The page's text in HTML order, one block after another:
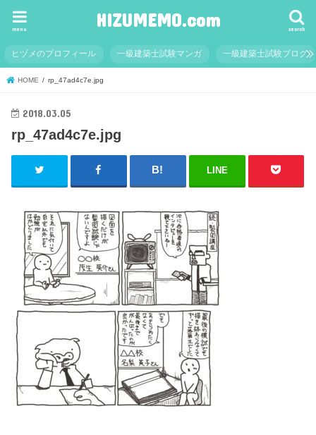
HIZUMEMO.com search
menu
ヒヅメのプロフィール 一級建築士試験マンガ 一級建築士試験ブログ
HOME rp_47ad4c7e.jpg
2018.03.05
rp_47ad4c7e.jpg
LINE